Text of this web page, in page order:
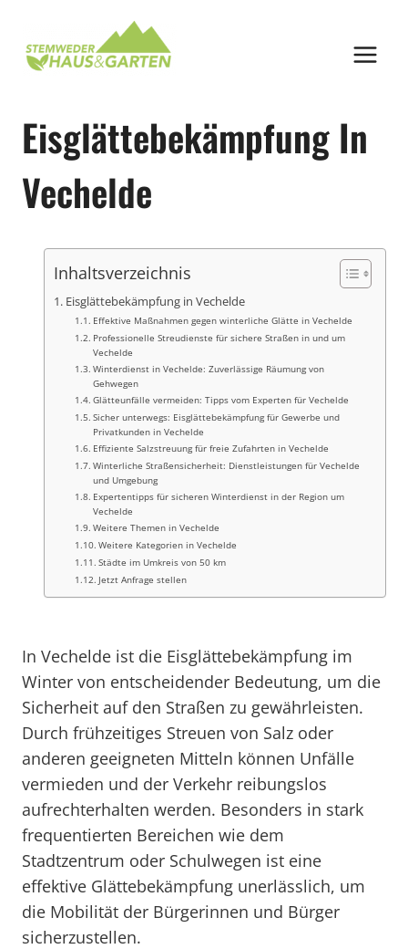
springen
Eisglättebekämpfung In
Vechelde
Inhaltsverzeichnis
Eisglättebekämpfung in Vechelde
Effektive Maßnahmen gegen winterliche Glätte in Vechelde
Professionelle Streudienste für sichere Straßen in und um
Vechelde
Winterdienst in Vechelde: Zuverlässige Räumung von
Gehwegen
Glätteunfälle vermeiden: Tipps vom Experten für Vechelde
Sicher unterwegs: Eisglättebekämpfung für Gewerbe und
Privatkunden in Vechelde
Effiziente Salzstreuung für freie Zufahrten in Vechelde
Winterliche Straßensicherheit: Dienstleistungen für Vechelde
und Umgebung
Expertentipps für sicheren Winterdienst in der Region um
Vechelde
Weitere Themen in Vechelde
Weitere Kategorien in Vechelde
Städte im Umkreis von 50 km
Jetzt Anfrage stellen
In Vechelde ist die Eisglättebekämpfung im
Winter von entscheidender Bedeutung, um die
Sicherheit auf den Straßen zu gewährleisten.
Durch frühzeitiges Streuen von Salz oder
anderen geeigneten Mitteln können Unfälle
vermieden und der Verkehr reibungslos
aufrechterhalten werden. Besonders in stark
frequentierten Bereichen wie dem
Stadtzentrum oder Schulwegen ist eine
effektive Glättebekämpfung unerlässlich, um
die Mobilität der Bürgerinnen und Bürger
sicherzustellen.